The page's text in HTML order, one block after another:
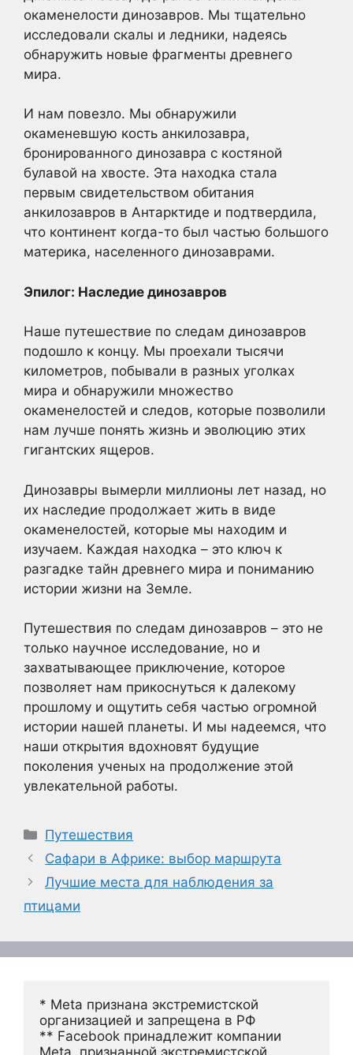
окаменелости динозавров. Мы тщательно
исследовали скалы и ледники, надеясь
обнаружить новые фрагменты древнего
мира.
И нам повезло. Мы обнаружили
окаменевшую кость анкилозавра,
бронированного динозавра с костяной
булавой на хвосте. Эта находка стала
первым свидетельством обитания
анкилозавров в Антарктиде и подтвердила,
что континент когда-то был частью большого
материка, населенного динозаврами.
Эпилог: Наследие динозавров
Наше путешествие по следам динозавров
подошло к концу. Мы проехали тысячи
километров, побывали в разных уголках
мира и обнаружили множество
окаменелостей и следов, которые позволили
нам лучше понять жизнь и эволюцию этих
гигантских ящеров.
Динозавры вымерли миллионы лет назад, но
их наследие продолжает жить в виде
окаменелостей, которые мы находим и
изучаем. Каждая находка – это ключ к
разгадке тайн древнего мира и пониманию
истории жизни на Земле.
Путешествия по следам динозавров – это не
только научное исследование, но и
захватывающее приключение, которое
позволяет нам прикоснуться к далекому
прошлому и ощутить себя частью огромной
истории нашей планеты. И мы надеемся, что
наши открытия вдохновят будущие
поколения ученых на продолжение этой
увлекательной работы.
Рубрики
Путешествия
Сафари в Африке: выбор маршрута
Лучшие места для наблюдения за
птицами
* Meta признана экстремистской
организацией и запрещена в РФ
** Facebook принадлежит компании